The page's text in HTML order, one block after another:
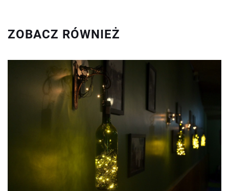
ZOBACZ RÓWNIEŻ